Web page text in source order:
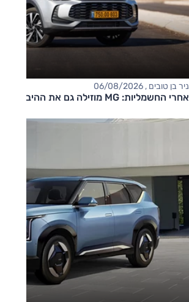
ניר בן טובים , 06/08/2026
אחרי החשמליות: MG מוזילה גם את ההיברידיות